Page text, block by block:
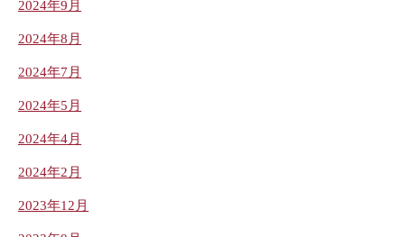
2024年9月
2024年8月
2024年7月
2024年5月
2024年4月
2024年2月
2023年12月